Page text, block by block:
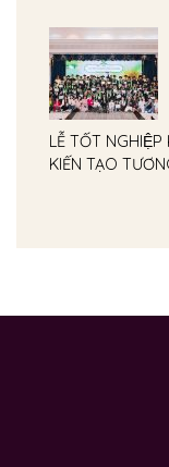
LỄ TỐT
KIẾN TẠO